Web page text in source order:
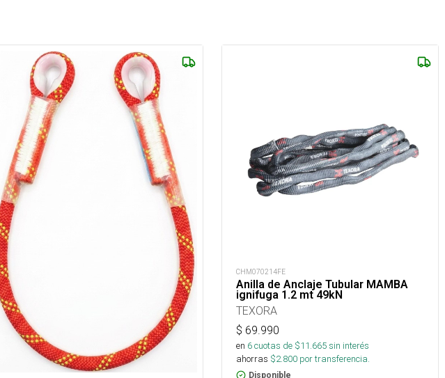
CHM070214FE
Anilla de Anclaje Tubular MAMBA
ignifuga 1.2 mt 49kN
TEXORA
$ 69.990
en 6cuotas de $11.665sin interés
ahorras $2.800 por transferencia.
Disponible